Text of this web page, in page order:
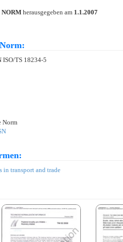
NORM herausgegeben am 1.1.2007
ISO/TS 18234-5
Norm
in transport and trade